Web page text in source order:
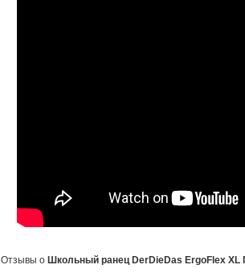
Отзывы о Школьный ранец DerDieDas ErgoFlex XL